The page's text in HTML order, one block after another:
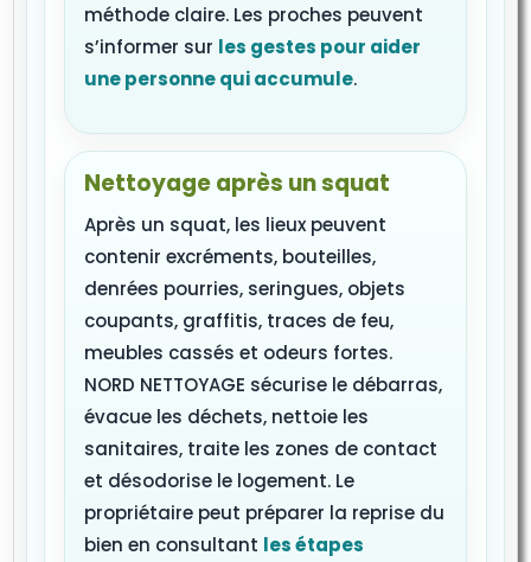
méthode claire. Les proches peuvent
s’informer sur les gestes pour aider
une personne qui accumule.
Nettoyage après un squat
Après un squat, les lieux peuvent
contenir excréments, bouteilles,
denrées pourries, seringues, objets
coupants, graffitis, traces de feu,
meubles cassés et odeurs fortes.
NORD NETTOYAGE sécurise le débarras,
évacue les déchets, nettoie les
sanitaires, traite les zones de contact
et désodorise le logement. Le
propriétaire peut préparer la reprise du
bien en consultant les étapes